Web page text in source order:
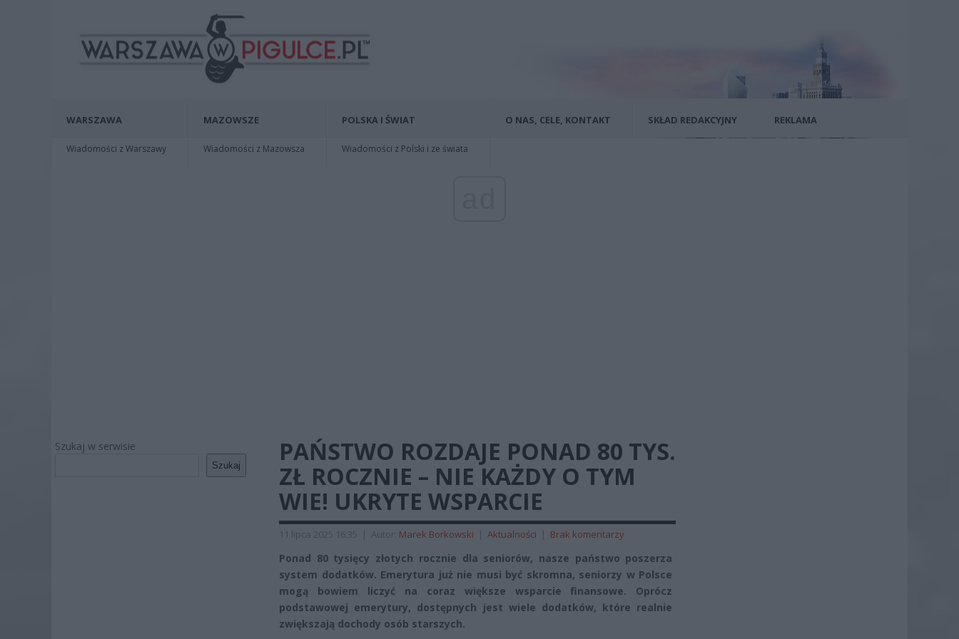
WARSZAWA
Wiadomości z Warszawy
MAZOWSZE
Wiadomości z Mazowsza
POLSKA I ŚWIAT
Wiadomości z Polski i ze świata
O NAS, CELE, KONTAKT SKŁAD REDAKCYJNY REKLAMA
Szukaj w serwisie
Szukaj
PAŃSTWO ROZDAJE PONAD 80 TYS.
ZŁ ROCZNIE – NIE KAŻDY O TYM
WIE! UKRYTE WSPARCIE
11 lipca 2025 16:35 | Autor: Marek Borkowski | Aktualności | Brak komentarzy
Ponad 80 tysięcy złotych rocznie dla seniorów, nasze państwo poszerza
system dodatków. Emerytura już nie musi być skromna, seniorzy w Polsce
mogą bowiem liczyć na coraz większe wsparcie finansowe.
Oprócz
podstawowej emerytury, dostępnych jest wiele dodatków, które realnie
zwiększają dochody osób starszych.